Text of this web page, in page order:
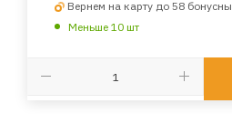
Вернем на карту до 58
Меньше 10 шт